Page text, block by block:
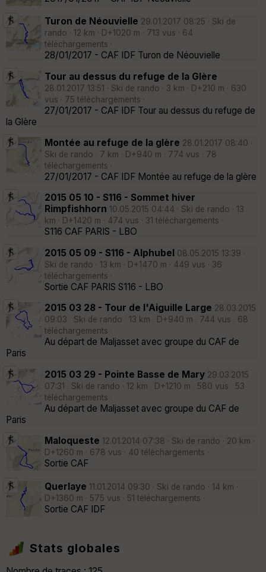
Turon de Néouvielle 29.01.2017 08:25 · Ski de
rando · 12 km · D+1020 m · 713 vus · 64
téléchargements ·
28/01/2017 - CAF IDF Turon de Néouvielle
Tour au dessus du refuge de la Glère
28.01.2017 13:51 · Ski de rando · 3 km · D+210 m · 630
vus · 75 téléchargements ·
27/01/2017 - CAF IDF Tour au dessus du refuge de
la Glère
Montée au refuge de la glère 28.01.2017 08:40 ·
Ski de rando · 7 km · D+940 m · 774 vus · 78
téléchargements ·
27/01/2017 - CAF IDF Montée au refuge de la glère
2015 05 10 - S116 - Sommet hiver
Rimpfishhorn 10.05.2015 04:44 · Ski de rando · 13
km · D+1420 m · 474 vus · 31 téléchargements ·
S116 CAF PARIS - LBO
2015 05 09 - S116 - Alphubel 08.05.2015 13:39 ·
Ski de rando · 13 km · D+1470 m · 449 vus · 36
téléchargements ·
Sortie CAF PARIS S116 - LBO
2015 03 28 - Tour de l'Aiguille Large 28.03.2015
09:03 · Ski de rando · 13 km · D+940 m · 744 vus · 68
téléchargements ·
Au départ de Maljasset avec groupe du CAF de
Paris
2015 03 29 - Pointe Basse de Mary 29.03.2015
07:31 · Ski de rando · 12 km · D+1210 m · 580 vus · 53
téléchargements ·
Au départ de Maljasset avec groupe du CAF de
Paris
Maloqueste 12.01.2014 07:38 · Ski de rando · 20 km ·
D+1260 m · 678 vus · 40 téléchargements ·
Sortie CAF
Querlaye 11.01.2014 09:30 · Ski de rando · 14 km ·
D+1360 m · 575 vus · 51 téléchargements ·
Sortie CAF IDF
Stats globales